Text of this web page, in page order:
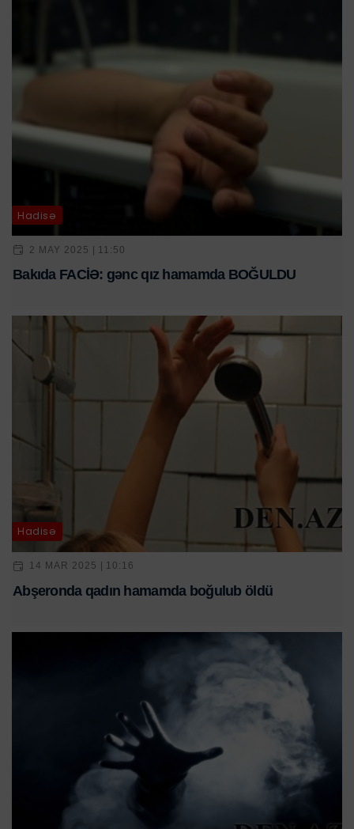
Hadisə
2 MAY 2025 | 11:50
Bakıda FACİƏ: gənc qız hamamda BOĞULDU
Hadisə
14 MAR 2025 | 10:16
Abşeronda qadın hamamda boğulub öldü